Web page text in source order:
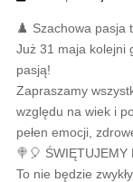
♟️ Szachowa pasja
Już 31 maja kolejni
pasją!
Zapraszamy
względu na wiek i
pełen emocji,
🍭🎈 ŚWIĘTUJEMY
To nie będzie